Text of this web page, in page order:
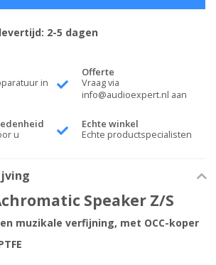
2-5 dagen
in
Offerte
Vraag via
info@audioexpert.nl aan
u
Echte winkel
Echte productspecialisten
Speaker Z/S
muzikale verfijning, met OCC-koper